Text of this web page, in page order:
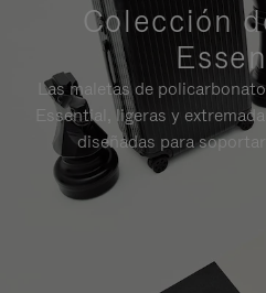
Colección
Las maletas de
Essential, ligeras y
diseñadas para